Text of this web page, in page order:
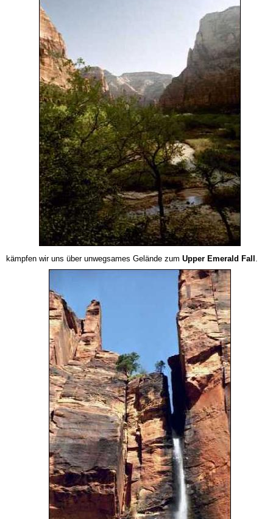
kämpfen wir uns über unwegsames Gelände zum Upper Emerald Fall .